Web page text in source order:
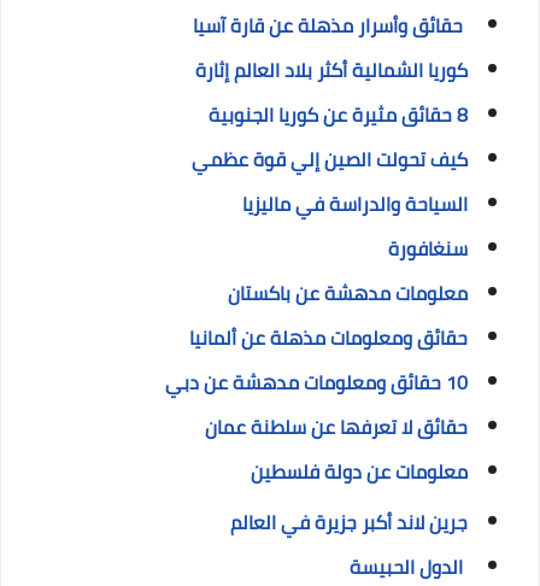
حقائق وأسرار مذهلة عن قارة آسيا
كوريا الشمالية أكثر بلاد العالم إثارة
8 حقائق مثيرة عن كوريا الجنوبية
كيف تحولت الصين إلي قوة عظمي
السياحة والدراسة في ماليزيا
سنغافورة
معلومات مدهشة عن باكستان
حقائق ومعلومات مذهلة عن ألمانيا
10 حقائق ومعلومات مدهشة عن دبي
حقائق لا تعرفها عن سلطنة عمان
معلومات عن دولة فلسطين
جرين لاند أكبر جزيرة في العالم
الدول الحبيسة